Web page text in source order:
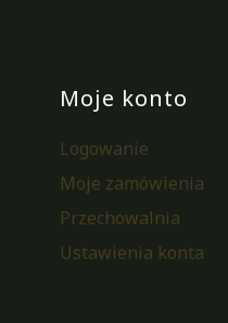
Moje konto
Logowanie
Moje zamówienia
Przechowalnia
Ustawienia konta